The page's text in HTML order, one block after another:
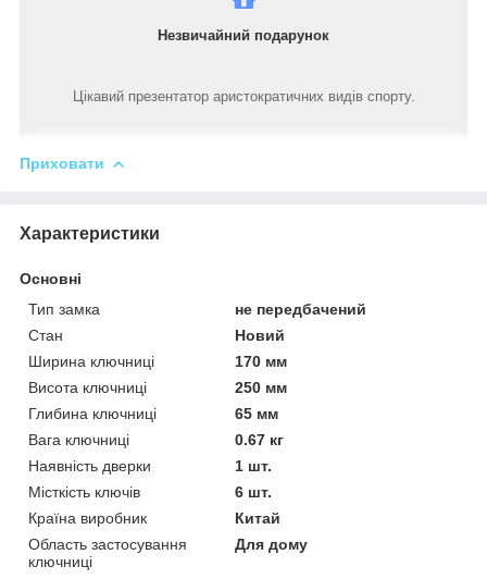
Незвичайний подарунок
Цікавий презентатор аристократичних видів спорту.
Приховати
Характеристики
Основні
Тип замка
не передбачений
Стан
Новий
Ширина ключниці
170 мм
Висота ключниці
250 мм
Глибина ключниці
65 мм
Вага ключниці
0.67 кг
Наявність дверки
1 шт.
Місткість ключів
6 шт.
Країна виробник
Китай
Область застосування
ключниці
Для дому